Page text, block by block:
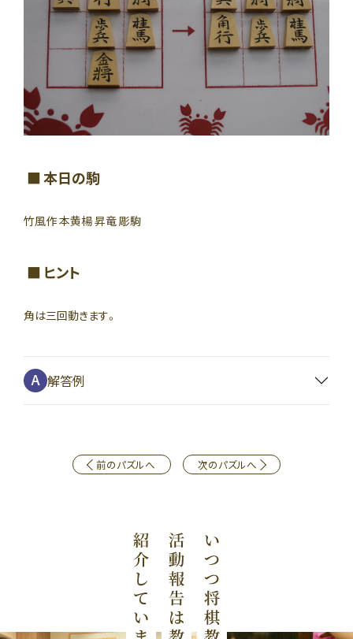
本日の駒
竹風作 本黄楊 昇竜 彫駒
ヒント
角は三回動きます。
解答例
前のパズルへ 次のパズルへ